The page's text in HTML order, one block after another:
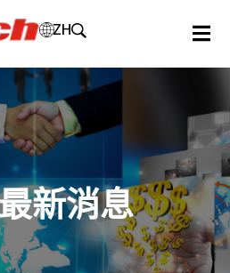
ZH
新消息